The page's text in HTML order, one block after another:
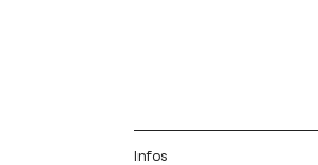
Infos